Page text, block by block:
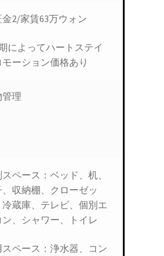
2/家賃63万ウォン
によってハートステイ
モーション価格あり
理
ペース：ベッド、机、
収納棚、クローゼッ
冷蔵庫、テレビ、個別エ
ン、シャワー、トイレ
スペース：浄水器、コン